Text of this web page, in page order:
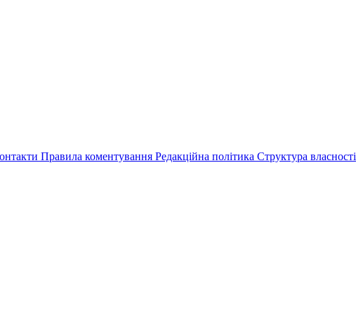
Правила коментування Редакційна політика Структура власності